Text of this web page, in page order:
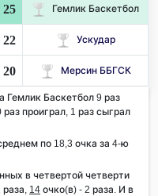
25 Гемлик Баскетбол
22 Ускудар
20 Мерсин ББГСК
Гемлик Баскетбол 9 раз
проиграл, 1 раз сыграл
по 18,3 очка за 4-ю
в четвертой четверти
раза, 14 очко(в) - 2 раза. И в